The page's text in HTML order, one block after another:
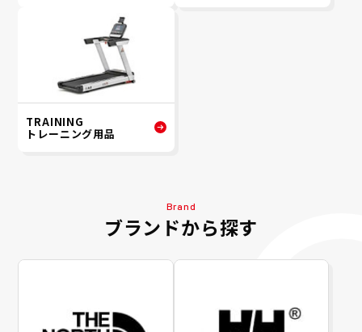
TRAINING
トレーニング用品
Brand
ブランドから探す